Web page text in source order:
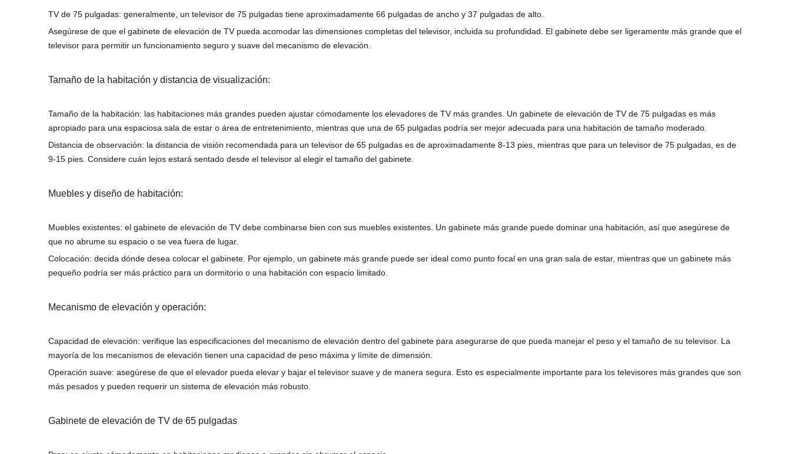
TV de 75 pulgadas: generalmente, un televisor de 75 pulgadas tiene aproximadamente 66 pulgadas de ancho y 37 pulgadas de alto.
Asegúrese de que el gabinete de elevación de TV pueda acomodar las dimensiones completas del televisor, incluida su profundidad. El gabinete debe ser ligeramente más grande que el
televisor para permitir un funcionamiento seguro y suave del mecanismo de elevación.
Tamaño de la habitación y distancia de visualización:
Tamaño de la habitación: las habitaciones más grandes pueden ajustar cómodamente los elevadores de TV más grandes. Un gabinete de elevación de TV de 75 pulgadas es más
apropiado para una espaciosa sala de estar o área de entretenimiento, mientras que una de 65 pulgadas podría ser mejor adecuada para una habitación de tamaño moderado.
Distancia de observación: la distancia de visión recomendada para un televisor de 65 pulgadas es de aproximadamente 8-13 pies, mientras que para un televisor de 75 pulgadas, es de
9-15 pies. Considere cuán lejos estará sentado desde el televisor al elegir el tamaño del gabinete.
Muebles y diseño de habitación:
Muebles existentes: el gabinete de elevación de TV debe combinarse bien con sus muebles existentes. Un gabinete más grande puede dominar una habitación, así que asegúrese de
que no abrume su espacio o se vea fuera de lugar.
Colocación: decida dónde desea colocar el gabinete. Por ejemplo, un gabinete más grande puede ser ideal como punto focal en una gran sala de estar, mientras que un gabinete más
pequeño podría ser más práctico para un dormitorio o una habitación con espacio limitado.
Mecanismo de elevación y operación:
Capacidad de elevación: verifique las especificaciones del mecanismo de elevación dentro del gabinete para asegurarse de que pueda manejar el peso y el tamaño de su televisor. La
mayoría de los mecanismos de elevación tienen una capacidad de peso máxima y límite de dimensión.
Operación suave: asegúrese de que el elevador pueda elevar y bajar el televisor suave y de manera segura. Esto es especialmente importante para los televisores más grandes que son
más pesados ​​y pueden requerir un sistema de elevación más robusto.
Gabinete de elevación de TV de 65 pulgadas